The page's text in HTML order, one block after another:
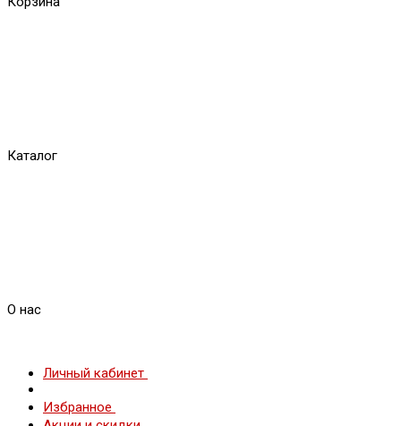
Каталог
О нас
Личный кабинет
Избранное